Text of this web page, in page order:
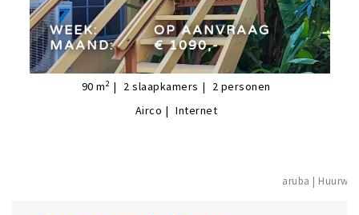
week:op aanvraag
maand:€ 1090,-
WEEK:
OP AANVRAAG
MAAND:
€ 1090,-
90 m2 2 slaapkamers 2 personen
Airco
Internet
aruba |